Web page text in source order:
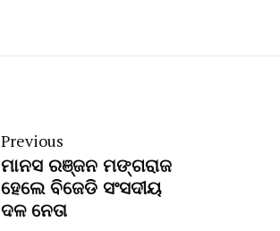
Previous
ମାନସ ରଞ୍ଜନ ମଙ୍ଗରାଜ
ହେଲେ ବିଜେଡି ସଂସଦୀୟ
ଦଳ ନେତା